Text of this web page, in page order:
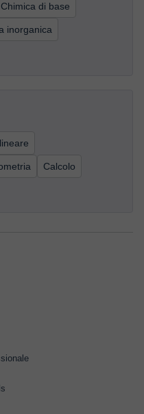
Chimica di base
inorganica
Calcolo